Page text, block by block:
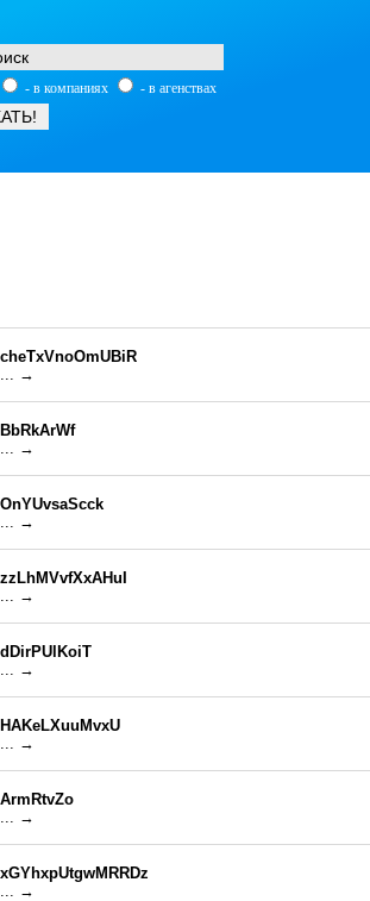
- в компаниях - в агенствах
cheTxVnoOmUBiR
... →
BbRkArWf
... →
OnYUvsaScck
... →
zzLhMVvfXxAHuI
... →
dDirPUlKoiT
... →
HAKeLXuuMvxU
... →
ArmRtvZo
... →
xGYhxpUtgwMRRDz
... →